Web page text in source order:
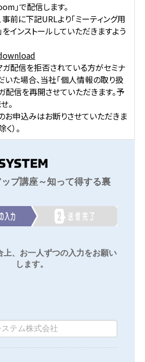
」で配信します。
前に下記URLより「ミーティング用
インストールしていただきますよう
配信を拒否されている方がセミナ
た場合、当社「個人情報の取り扱
配信を再開させていただきます。予
。
申込みはお断りさせていただきま
）。